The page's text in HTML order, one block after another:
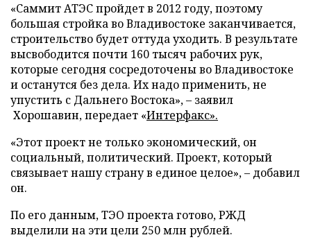
«Саммит АТЭС пройдет в 2012 году, поэтому
большая стройка во Владивостоке заканчивается,
строительство будет оттуда уходить. В результате
высвободится почти 160 тысяч рабочих рук,
которые сегодня сосредоточены во Владивостоке
и останутся без дела. Их надо применить, не
упустить с Дальнего Востока», – заявил
Хорошавин, передает «Интерфакс».
«Этот проект не только экономический, он
социальный, политический. Проект, который
связывает нашу страну в единое целое», – добавил
он.
По его данным, ТЭО проекта готово, РЖД
выделили на эти цели 250 млн рублей.